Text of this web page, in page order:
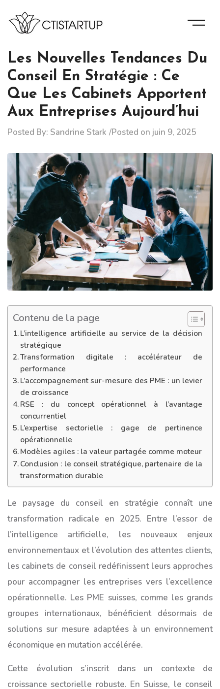
content
Les Nouvelles Tendances Du
Conseil En Stratégie : Ce
Que Les Cabinets Apportent
Aux Entreprises Aujourd’hui
Posted By: Sandrine Stark Posted on juin 9, 2025
Contenu de la page
L’intelligence artificielle au service de la décision
stratégique
Transformation digitale : accélérateur de
performance
L’accompagnement sur-mesure des PME : un levier
de croissance
RSE : du concept opérationnel à l’avantage
concurrentiel
L’expertise sectorielle : gage de pertinence
opérationnelle
Modèles agiles : la valeur partagée comme moteur
Conclusion : le conseil stratégique, partenaire de la
transformation durable
Le paysage du conseil en stratégie connaît une
transformation radicale en 2025. Entre l’essor de
l’intelligence artificielle, les nouveaux enjeux
environnementaux et l’évolution des attentes clients,
les cabinets de conseil redéfinissent leurs approches
pour accompagner les entreprises vers l’excellence
opérationnelle. Les PME suisses, comme les grands
groupes internationaux, bénéficient désormais de
solutions sur mesure adaptées à un environnement
économique en mutation accélérée.
Cette évolution s’inscrit dans un contexte de
croissance sectorielle robuste. En Suisse, le conseil